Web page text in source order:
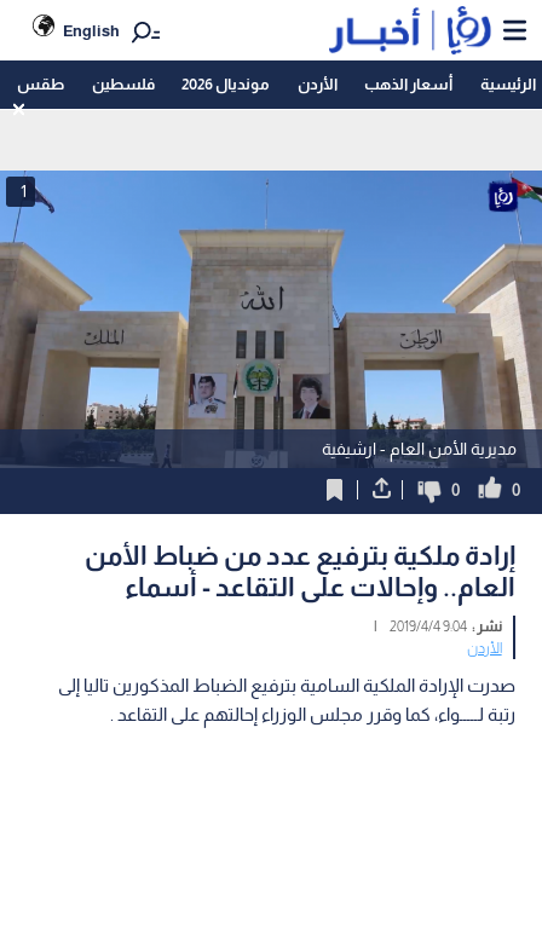
English
الرئيسية أسعار الذهب الأردن مونديال 2026 فلسطين طقس
مديرية الأمن العام - ارشيفية
1
0
0
إرادة ملكية بترفيع عدد من ضباط الأمن
العام.. وإحالات على التقاعد - أسماء
نشر :9:04 2019/4/4
|
الأردن
صدرت الإرادة الملكية السامية بترفيع الضباط المذكورين تاليا إلى
رتبة لـــــواء، كما وقرر مجلس الوزراء إحالتهم على التقاعد .